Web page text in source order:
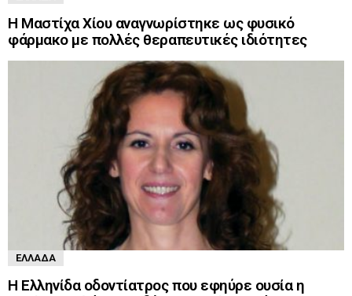
Η Μαστίχα Χίου αναγνωρίστηκε ως φυσικό
φάρμακο με πολλές θεραπευτικές ιδιότητες
ΕΛΛΆΔΑ
Η Ελληνίδα οδοντίατρος που εφηύρε ουσία η